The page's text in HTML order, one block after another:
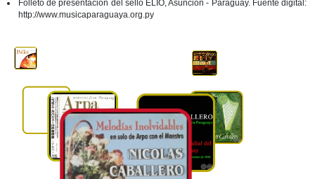
Folleto de presentación del sello ELIO, Asunción - Paraguay. Fuente digital:
http://www.musicaparaguaya.org.py